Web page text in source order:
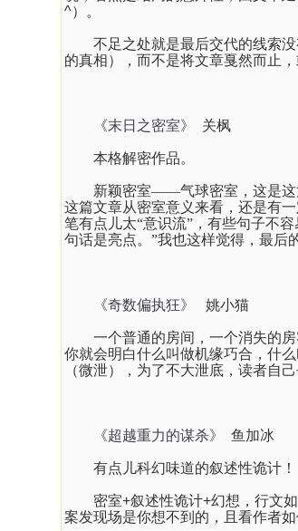
^）。
不足之处就是最后交代的线索
的真相），而不是将文章戛然而止
《末日之密室》 关枫
本格解密作品。
新颖密室——气球密室，这是这
这篇文章从密室意义来看，还是有
笔有点儿太“意识流”，有些句子不
句话是亮点。”我也这样觉得，最后
《奇数偏执狂》 姚小猫
一个普通的房间，一个消失的
你就会明白什么叫做机缘巧合，什
（微泄），为了不大泄底，读者自
《超越重力的谋杀》 鱼加冰
有点儿科幻味道的叙述性诡计！
密室+叙述性诡计+幻想，行文
案发现场是你想不到的，且看作者如